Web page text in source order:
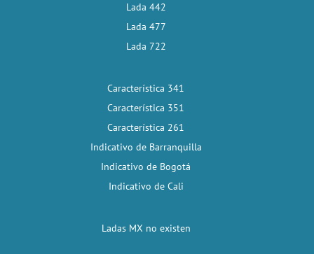
Lada 442
Lada 477
Lada 722
Característica 341
Característica 351
Característica 261
Indicativo de Barranquilla
Indicativo de Bogotá
Indicativo de Cali
Ladas MX no existen